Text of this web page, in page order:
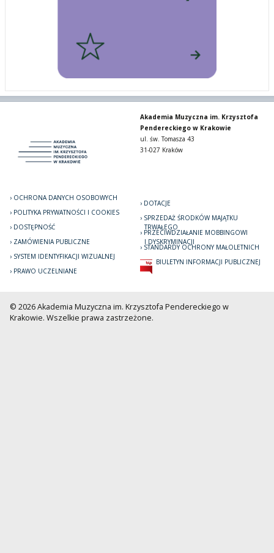
Akademia Muzyczna im. Krzysztofa
Pendereckiego w Krakowie
ul. św. Tomasza 43
31-027 Kraków
OCHRONA DANYCH OSOBOWYCH
POLITYKA PRYWATNOŚCI I COOKIES
DOSTĘPNOŚĆ
ZAMÓWIENIA PUBLICZNE
SYSTEM IDENTYFIKACJI WIZUALNEJ
PRAWO UCZELNIANE
DOTACJE
SPRZEDAŻ ŚRODKÓW MAJĄTKU
TRWAŁEGO
PRZECIWDZIAŁANIE MOBBINGOWI
I DYSKRYMINACJI
STANDARDY OCHRONY MAŁOLETNICH
BIULETYN INFORMACJI PUBLICZNEJ
© 2026 Akademia Muzyczna im. Krzysztofa Pendereckiego w
Krakowie. Wszelkie prawa zastrzeżone.